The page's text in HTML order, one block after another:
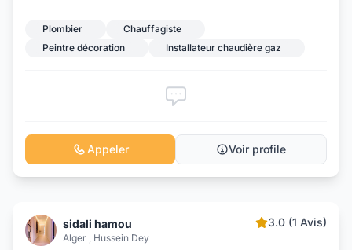
Plombier
Chauffagiste
Peintre décoration
Installateur chaudière gaz
Appeler Voir profile
sidali hamou
Alger , Hussein Dey
3.0 (1 Avis)